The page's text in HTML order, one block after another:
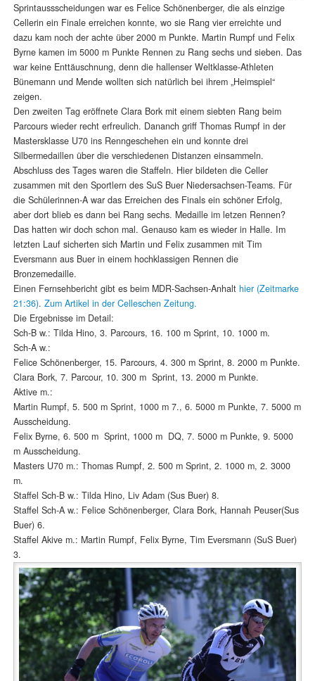
Sprintaussscheidungen war es Felice Schönenberger, die als einzige
Cellerin ein Finale erreichen konnte, wo sie Rang vier erreichte und
dazu kam noch der achte über 2000 m Punkte. Martin Rumpf und Felix
Byrne kamen im 5000 m Punkte Rennen zu Rang sechs und sieben. Das
war keine Enttäuschnung, denn die hallenser Weltklasse-Athleten
Bünemann und Mende wollten sich natürlich bei ihrem „Heimspiel“
zeigen.
Den zweiten Tag eröffnete Clara Bork mit einem siebten Rang beim
Parcours wieder recht erfreulich. Dananch griff Thomas Rumpf in der
Mastersklasse U70 ins Renngeschehen ein und konnte drei
Silbermedaillen über die verschiedenen Distanzen einsammeln.
Abschluss des Tages waren die Staffeln. Hier bildeten die Celler
zusammen mit den Sportlern des SuS Buer Niedersachsen-Teams. Für
die Schülerinnen-A war das Erreichen des Finals ein schöner Erfolg,
aber dort blieb es dann bei Rang sechs. Medaille im letzen Rennen?
Das hatten wir doch schon mal. Genauso kam es wieder in Halle. Im
letzten Lauf sicherten sich Martin und Felix zusammen mit Tim
Eversmann aus Buer in einem hochklassigen Rennen die
Bronzemedaille.
Einen Fernsehbericht gibt es beim MDR-Sachsen-Anhalt hier (Zeitmarke
21:36). Zum Artikel in der Celleschen Zeitung.
Die Ergebnisse im Detail:
Sch-B w.: Tilda Hino, 3. Parcours, 16. 100 m Sprint, 10. 1000 m.
Sch-A w.:
Felice Schönenberger, 15. Parcours, 4. 300 m Sprint, 8. 2000 m Punkte.
Clara Bork, 7. Parcour, 10. 300 m Sprint, 13. 2000 m Punkte.
Aktive m.:
Martin Rumpf, 5. 500 m Sprint, 1000 m 7., 6. 5000 m Punkte, 7. 5000 m
Ausscheidung.
Felix Byrne, 6. 500 m Sprint, 1000 m DQ, 7. 5000 m Punkte, 9. 5000
m Ausscheidung.
Masters U70 m.: Thomas Rumpf, 2. 500 m Sprint, 2. 1000 m, 2. 3000
m.
Staffel Sch-B w.: Tilda Hino, Liv Adam (Sus Buer) 8.
Staffel Sch-A w.: Felice Schönenberger, Clara Bork, Hannah Peuser(Sus
Buer) 6.
Staffel Akive m.: Martin Rumpf, Felix Byrne, Tim Eversmann (SuS Buer)
3.